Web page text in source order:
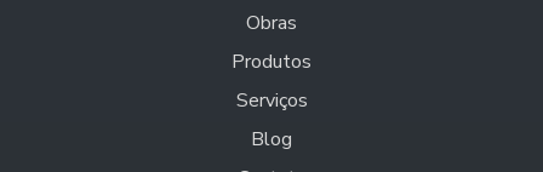
Obras
Produtos
Serviços
Blog